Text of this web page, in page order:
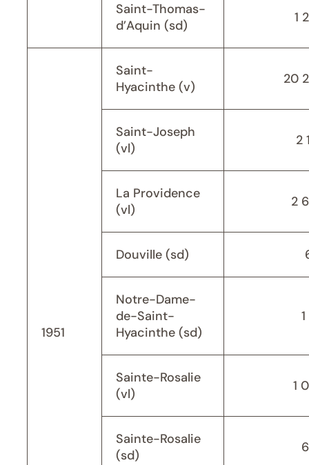
Saint-Thomas-
d’Aquin (sd)
1
1951
Saint-
Hyacinthe (v)
20
Saint-Joseph
(vl)
2
La Providence
(vl)
2
Douville (sd)
Notre-Dame-
de-Saint-
Hyacinthe (sd)
Sainte-Rosalie
(vl)
1
Sainte-Rosalie
(sd)